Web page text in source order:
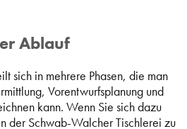
Ablauf
sich in mehrere Phasen, die man
Vorentwurfsplanung und
kann. Wenn Sie sich dazu
der Schwab-Walcher Tischlerei zu